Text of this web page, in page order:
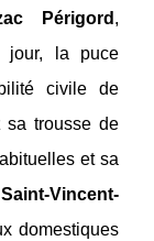
Périgord ,
jour, la puce
civile de
sa trousse de
et sa
Vincent-
domestiques